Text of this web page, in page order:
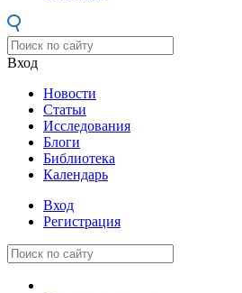
Вход
Новости
Статьи
Исследования
Блоги
Библиотека
Календарь
Вход
Регистрация